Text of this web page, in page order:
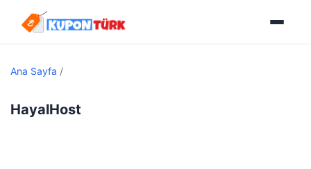
Ana Sayfa /
HayalHost